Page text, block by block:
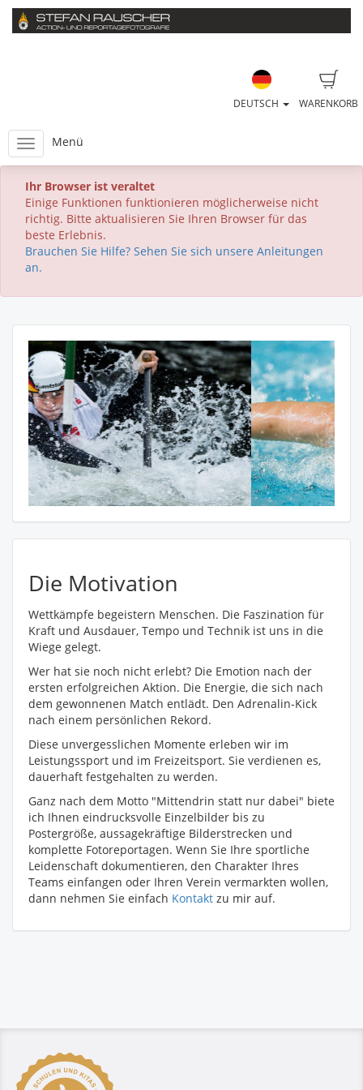
WARENKORB
DEUTSCH
Menü
Ihr Browser ist veraltet
Einige Funktionen funktionieren möglicherweise nicht
richtig. Bitte aktualisieren Sie Ihren Browser für das
beste Erlebnis.
Brauchen Sie Hilfe? Sehen Sie sich unsere Anleitungen
an.
Die Motivation
Wettkämpfe begeistern Menschen. Die Faszination für
Kraft und Ausdauer, Tempo und Technik ist uns in die
Wiege gelegt.
Wer hat sie noch nicht erlebt? Die Emotion nach der
ersten erfolgreichen Aktion. Die Energie, die sich nach
dem gewonnenen Match entlädt. Den Adrenalin-Kick
nach einem persönlichen Rekord.
Diese unvergesslichen Momente erleben wir im
Leistungssport und im Freizeitsport. Sie verdienen es,
dauerhaft festgehalten zu werden.
Ganz nach dem Motto "Mittendrin statt nur dabei" biete
ich Ihnen eindrucksvolle Einzelbilder bis zu
Postergröße, aussagekräftige Bilderstrecken und
komplette Fotoreportagen. Wenn Sie Ihre sportliche
Leidenschaft dokumentieren, den Charakter Ihres
Teams einfangen oder Ihren Verein vermarkten wollen,
dann nehmen Sie einfach Kontakt zu mir auf.